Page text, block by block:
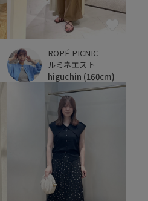
ROPÉ PICNIC
ルミネエスト
higuchin (160cm)